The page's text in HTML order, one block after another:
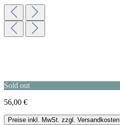
Sold out
56,00 €
Preise inkl. MwSt. zzgl. Versandkosten